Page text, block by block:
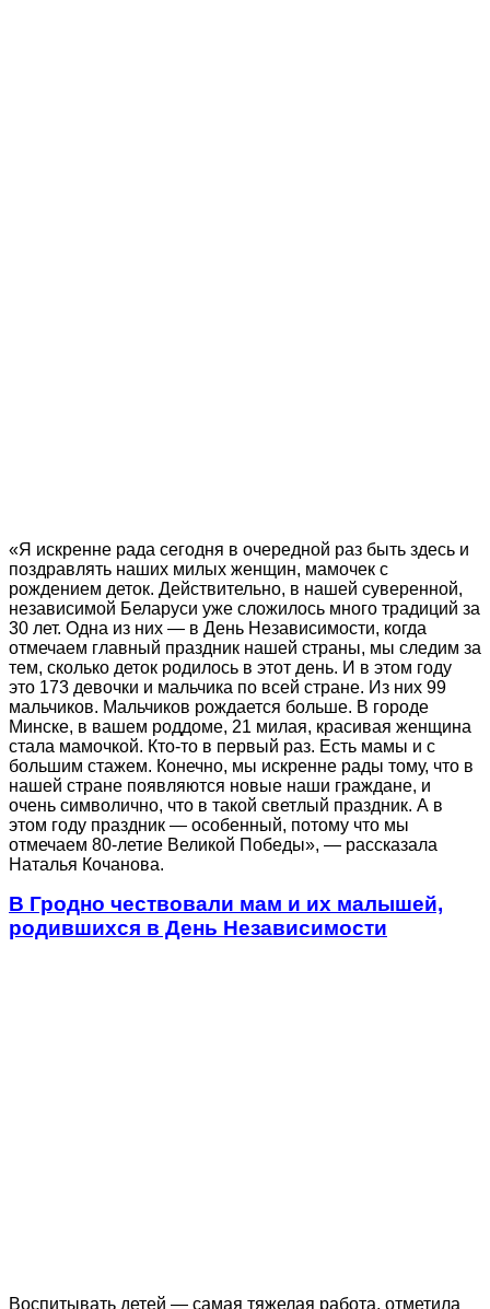
«Я искренне рада сегодня в очередной раз быть здесь и
поздравлять наших милых женщин, мамочек с
рождением деток. Действительно, в нашей суверенной,
независимой Беларуси уже сложилось много традиций за
30 лет. Одна из них — в День Независимости, когда
отмечаем главный праздник нашей страны, мы следим за
тем, сколько деток родилось в этот день. И в этом году
это 173 девочки и мальчика по всей стране. Из них 99
мальчиков. Мальчиков рождается больше. В городе
Минске, в вашем роддоме, 21 милая, красивая женщина
стала мамочкой. Кто-то в первый раз. Есть мамы и с
большим стажем. Конечно, мы искренне рады тому, что в
нашей стране появляются новые наши граждане, и
очень символично, что в такой светлый праздник. А в
этом году праздник — особенный, потому что мы
отмечаем 80-летие Великой Победы», — рассказала
Наталья Кочанова.
В Гродно чествовали мам и их малышей,
родившихся в День Независимости
Воспитывать детей — самая тяжелая работа, отметила